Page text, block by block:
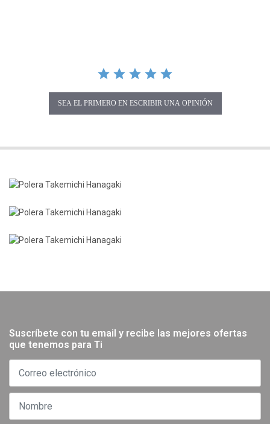
SEA EL PRIMERO EN ESCRIBIR UNA OPINIÓN
Suscríbete con tu email y recibe las mejores ofertas
que tenemos para Ti